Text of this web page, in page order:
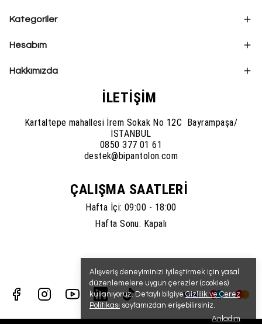
Alışveriş deneyiminizi iyileştirmek için yasal
düzenlemelere uygun çerezler (cookies)
kullanıyoruz. Detaylı bilgiyeGizlilik ve Çerez
Politikası sayfamızdan erişebilirsiniz.
Anladım
Kategoriler
Hesabım
Hakkımızda
İLETİŞİM
Kartaltepe mahallesi İrem Sokak No 12C Bayrampaşa/
İSTANBUL
0850 377 01 61
destek@bipantolon.com
ÇALIŞMA SAATLERİ
Hafta İçi: 09:00 - 18:00
Hafta Sonu: Kapalı